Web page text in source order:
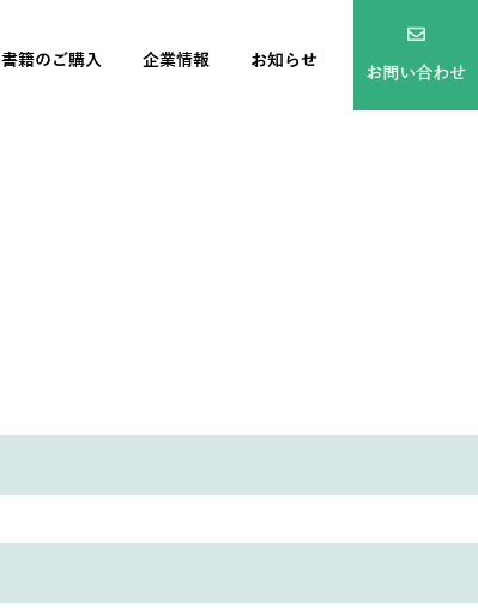
書籍のご購入 企業情報 お知らせ
お問い合わせ